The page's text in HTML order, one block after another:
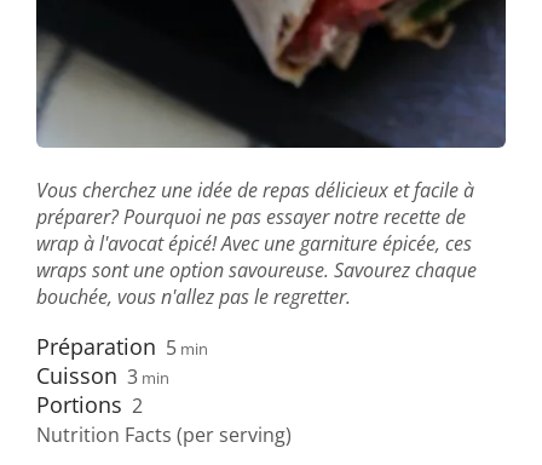
Vous cherchez une idée de repas délicieux et facile à
préparer? Pourquoi ne pas essayer notre recette de
wrap à l'avocat épicé! Avec une garniture épicée, ces
wraps sont une option savoureuse. Savourez chaque
bouchée, vous n'allez pas le regretter.
Préparation 5 min
Cuisson 3 min
Portions 2
Nutrition Facts (per serving)